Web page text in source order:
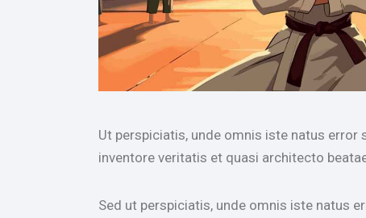
Ut perspiciatis, unde omnis iste natus
inventore veritatis et quasi architecto
Sed ut perspiciatis, unde omnis iste natus